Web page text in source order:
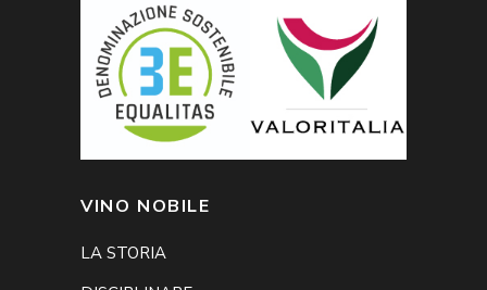
VINO NOBILE
LA STORIA